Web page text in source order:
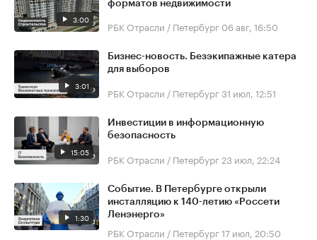
3:00
форматов недвижимости
РБК Отрасли / Петербург 06 авг, 16:50
3:01
Бизнес-новость. Безэкипажные катера
для выборов
РБК Отрасли / Петербург31 июл, 12:51
15:05
Инвестиции в информационную
безопасность
РБК Отрасли / Петербург 23 июл, 22:24
1:30
Событие. В Петербурге открыли
инсталляцию к 140-летию «Россети
Ленэнерго»
РБК Отрасли / Петербург17 июл, 20:50